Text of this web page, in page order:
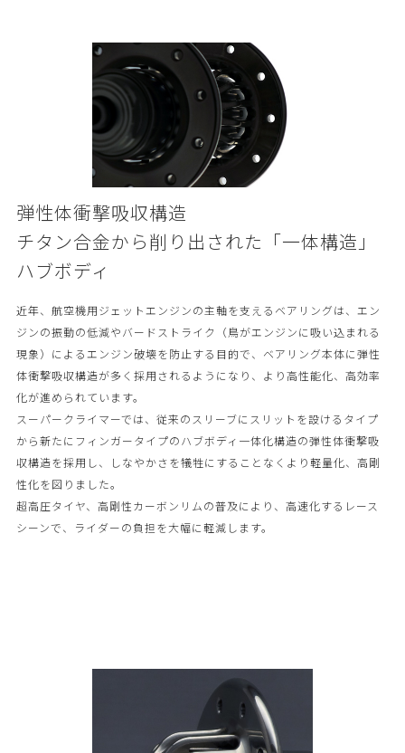
弾性体衝撃吸収構造
チタン合金から削り出された「一体構造」
ハブボディ
近年、航空機用ジェットエンジンの主軸を支えるベアリングは、エン
ジンの振動の低減やバードストライク（鳥がエンジンに吸い込まれる
現象）によるエンジン破壊を防止する目的で、ベアリング本体に弾性
体衝撃吸収構造が多く採用されるようになり、より高性能化、高効率
化が進められています。
スーパークライマーでは、従来のスリーブにスリットを設けるタイプ
から新たにフィンガータイプのハブボディ一体化構造の弾性体衝撃吸
収構造を採用し、しなやかさを犠牲にすることなくより軽量化、高剛
性化を図りました。
超高圧タイヤ、高剛性カーボンリムの普及により、高速化するレース
シーンで、ライダーの負担を大幅に軽減します。